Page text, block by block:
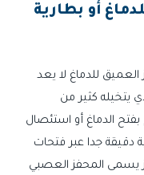
أو بطارية
العميق للدماغ لا يعد
يتخيله كثير من
بفتح الدماغ أو استئصال
دقيقة جدا عبر فتحات
يسمى المحفز العصبي